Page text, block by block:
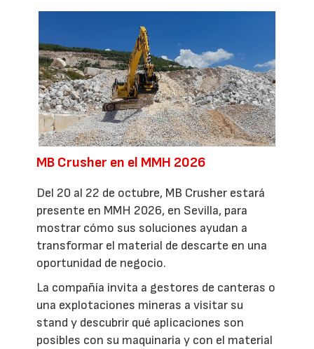
MB Crusher en el MMH 2026
Del 20 al 22 de octubre, MB Crusher estará
presente en MMH 2026, en Sevilla, para
mostrar cómo sus soluciones ayudan a
transformar el material de descarte en una
oportunidad de negocio.
La compañía invita a gestores de canteras o
una explotaciones mineras a visitar su
stand y descubrir qué aplicaciones son
posibles con su maquinaria y con el material